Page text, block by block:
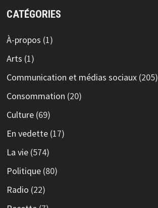
CATÉGORIES
À-propos (1)
Arts (1)
Communication et médias sociaux(205)
Consommation (20)
Culture(69)
En vedette(17)
La vie(574)
Politique(80)
Radio (22)